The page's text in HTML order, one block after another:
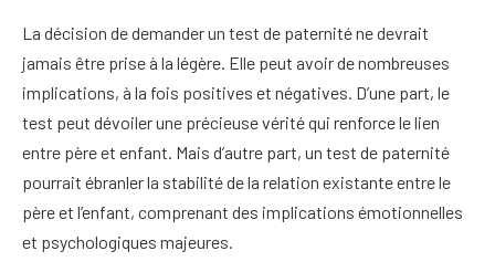
La décision de demander un test de paternité ne devrait
jamais être prise à la légère. Elle peut avoir de nombreuses
implications, à la fois positives et négatives. D’une part, le
test peut dévoiler une précieuse vérité qui renforce le lien
entre père et enfant. Mais d’autre part, un test de paternité
pourrait ébranler la stabilité de la relation existante entre le
père et l’enfant, comprenant des implications émotionnelles
et psychologiques majeures.